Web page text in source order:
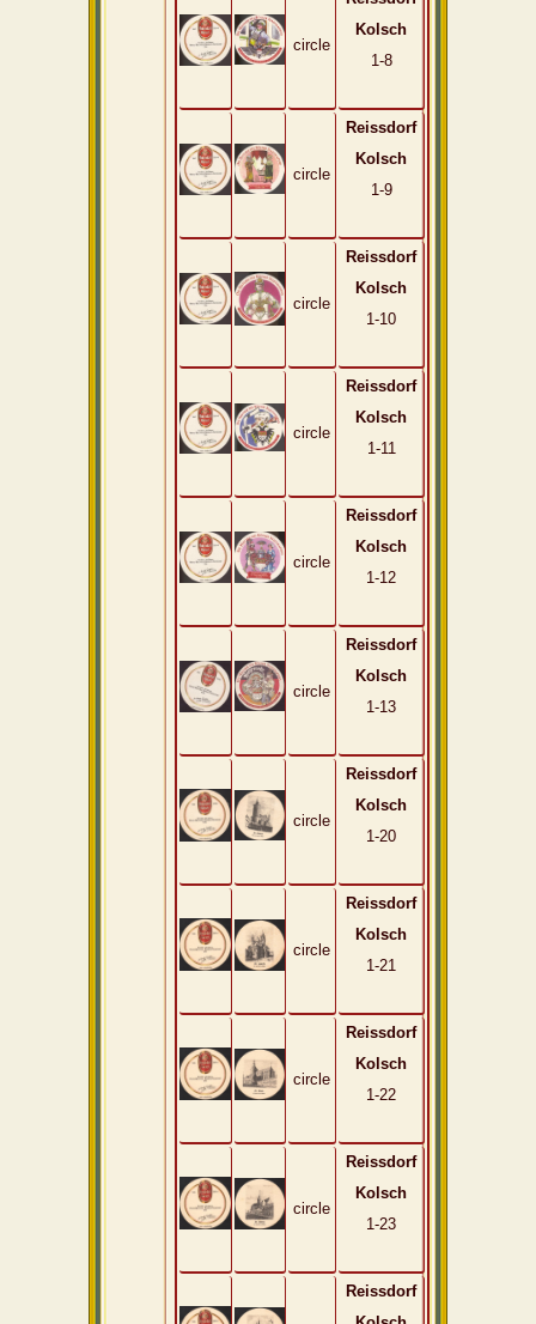
circle
Kolsch
1-8
circle
Reissdorf
Kolsch
1-9
circle
Reissdorf
Kolsch
1-10
circle
Reissdorf
Kolsch
1-11
circle
Reissdorf
Kolsch
1-12
circle
Reissdorf
Kolsch
1-13
circle
Reissdorf
Kolsch
1-20
circle
Reissdorf
Kolsch
1-21
circle
Reissdorf
Kolsch
1-22
circle
Reissdorf
Kolsch
1-23
Reissdorf